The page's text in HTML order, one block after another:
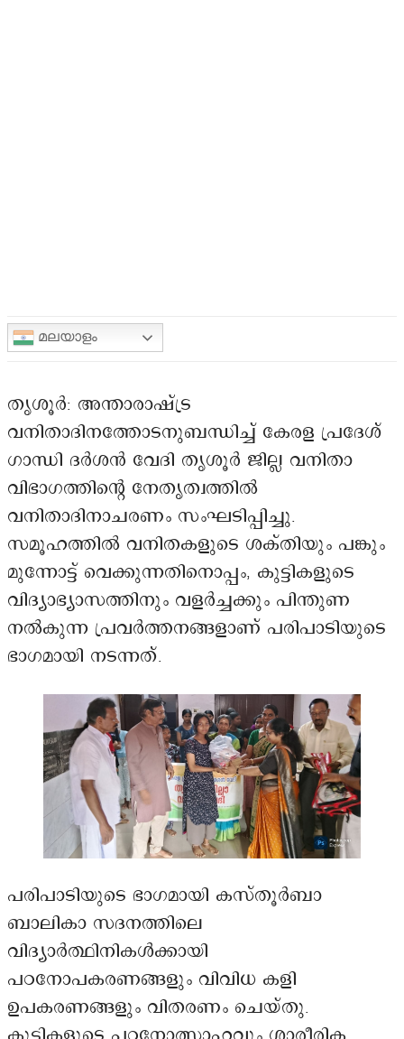
മലയാളം
തൃശൂർ: അന്താരാഷ്ട്ര
വനിതാദിനത്തോടനുബന്ധിച്ച് കേരള പ്രദേശ്
ഗാന്ധി ദർശൻ വേദി തൃശൂർ ജില്ല വനിതാ
വിഭാഗത്തിന്റെ നേതൃത്വത്തിൽ
വനിതാദിനാചരണം സംഘടിപ്പിച്ചു.
സമൂഹത്തിൽ വനിതകളുടെ ശക്തിയും പങ്കും
മുന്നോട്ട് വെക്കുന്നതിനൊപ്പം, കുട്ടികളുടെ
വിദ്യാഭ്യാസത്തിനും വളർച്ചക്കും പിന്തുണ
നൽകുന്ന പ്രവർത്തനങ്ങളാണ് പരിപാടിയുടെ
ഭാഗമായി നടന്നത്.
പരിപാടിയുടെ ഭാഗമായി കസ്തൂർബാ
ബാലികാ സദനത്തിലെ
വിദ്യാർത്ഥിനികൾക്കായി
പഠനോപകരണങ്ങളും വിവിധ കളി
ഉപകരണങ്ങളും വിതരണം ചെയ്തു.